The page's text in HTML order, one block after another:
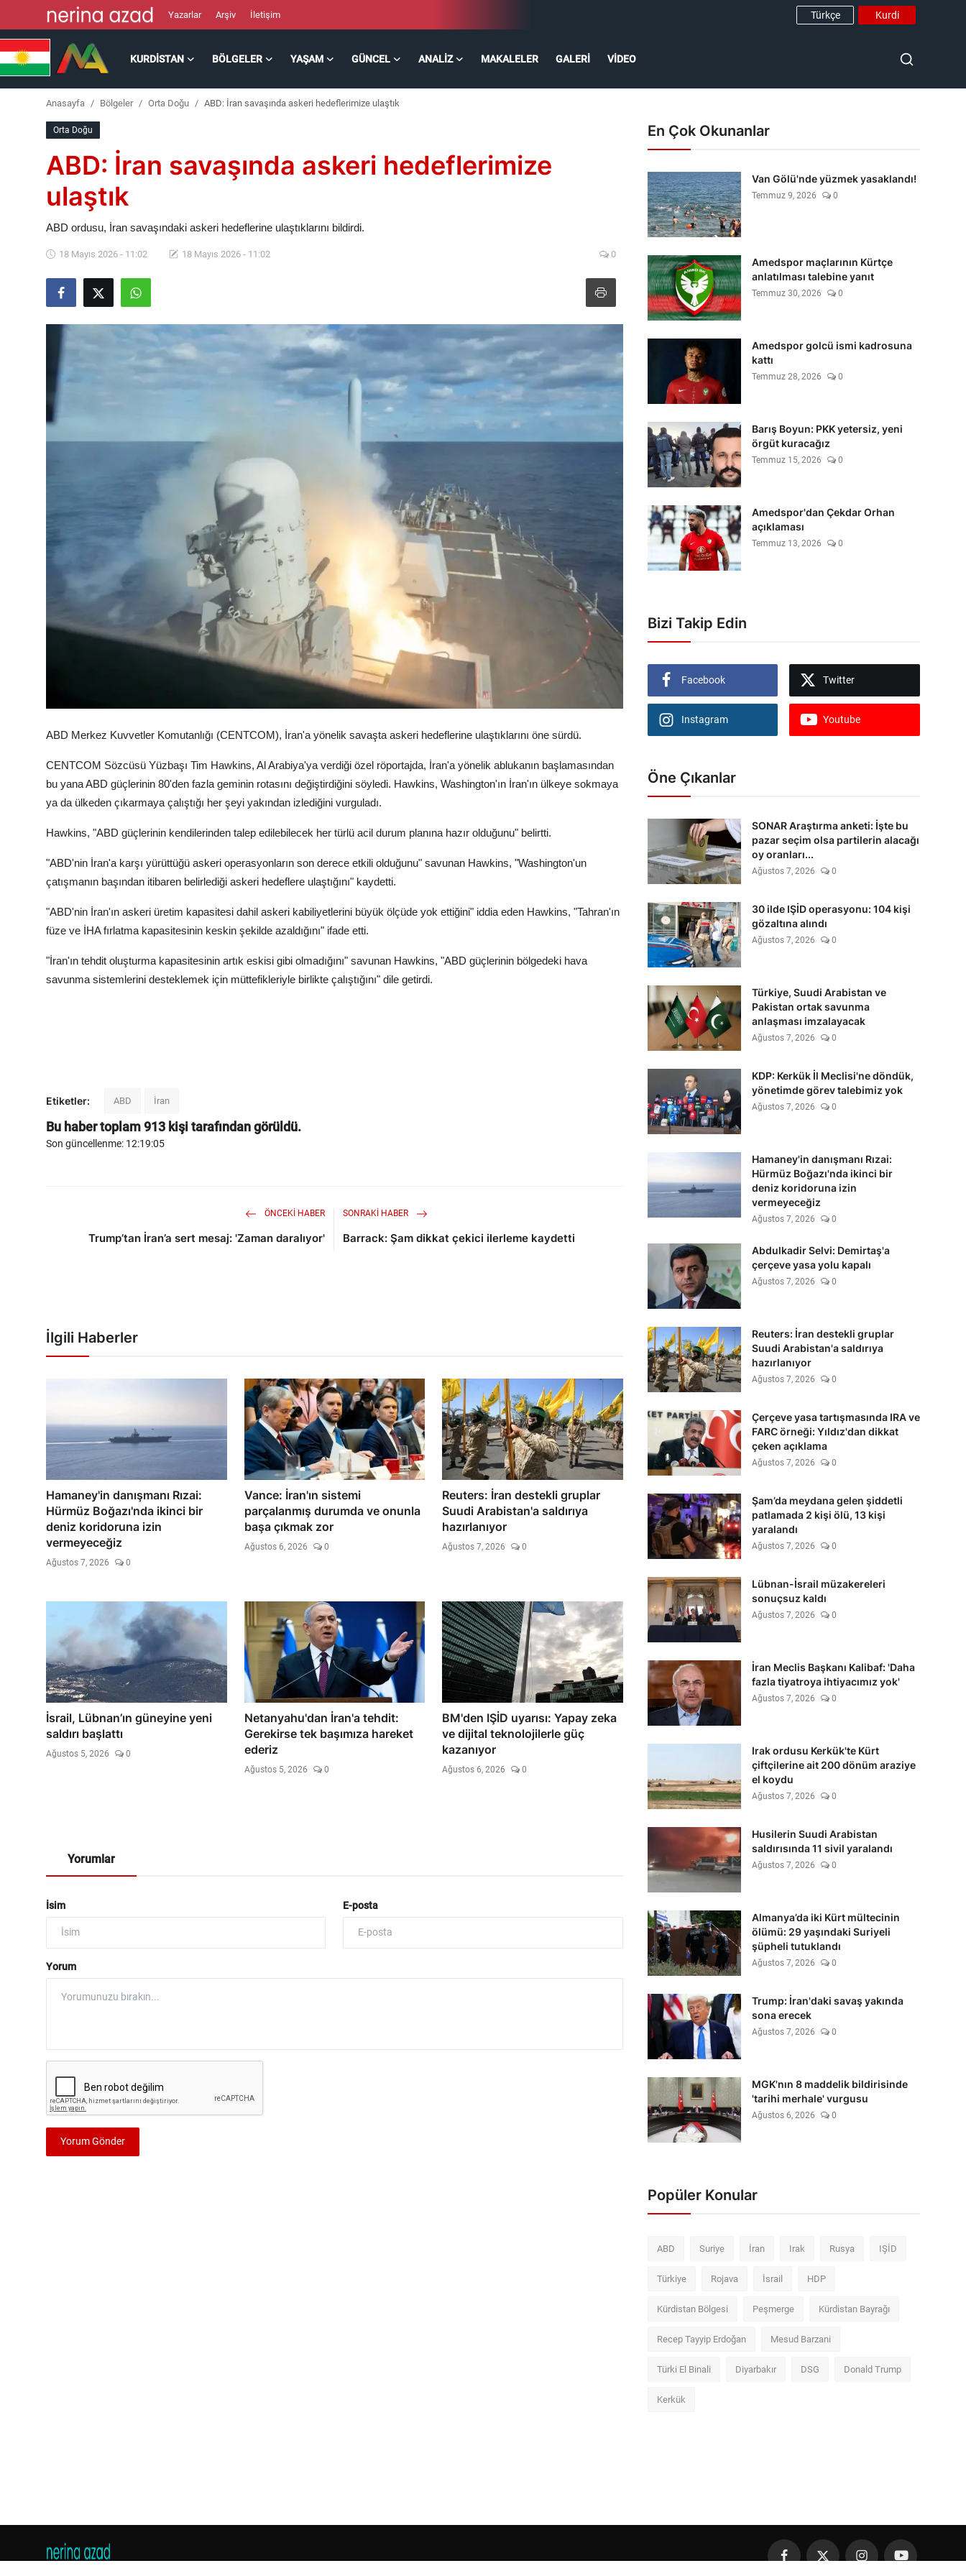
Yazarlar Arşiv İletişim Türkçe Kurdi
KURDISTAN BÖLGELER YAŞAM GÜNCEL ANALIZ MAKALELER GALERI VIDEO
Güncel
Makaleler
Anasayfa Bölgeler Orta Doğu ABD: İran savaşında askeri hedeflerimize ulaştık
Orta Doğu
ABD: İran savaşında askeri hedeflerimize
ulaştık
ABD ordusu, İran savaşındaki askeri hedeflerine ulaştıklarını bildirdi.
18 Mayıs 2026 - 11:02 18 Mayıs 2026 - 11:02 0
ABD Merkez Kuvvetler Komutanlığı (CENTCOM), İran'a yönelik savaşta askeri hedeflerine ulaştıklarını öne sürdü.
CENTCOM Sözcüsü Yüzbaşı Tim Hawkins, Al Arabiya'ya verdiği özel röportajda, İran'a yönelik ablukanın başlamasından
bu yana ABD güçlerinin 80'den fazla geminin rotasını değiştirdiğini söyledi. Hawkins, Washington'ın İran'ın ülkeye sokmaya
ya da ülkeden çıkarmaya çalıştığı her şeyi yakından izlediğini vurguladı.
Hawkins, "ABD güçlerinin kendilerinden talep edilebilecek her türlü acil durum planına hazır olduğunu" belirtti.
"ABD'nin İran'a karşı yürüttüğü askeri operasyonların son derece etkili olduğunu" savunan Hawkins, "Washington'un
çatışmanın başından itibaren belirlediği askeri hedeflere ulaştığını" kaydetti.
"ABD'nin İran'ın askeri üretim kapasitesi dahil askeri kabiliyetlerini büyük ölçüde yok ettiğini" iddia eden Hawkins, "Tahran'ın
füze ve İHA fırlatma kapasitesinin keskin şekilde azaldığını" ifade etti.
"İran'ın tehdit oluşturma kapasitesinin artık eskisi gibi olmadığını" savunan Hawkins, "ABD güçlerinin bölgedeki hava
savunma sistemlerini desteklemek için müttefikleriyle birlikte çalıştığını" dile getirdi.
Etiketler: ABD İran
Bu haber toplam913 kişi tarafından görüldü.
Son güncellenme: 12:19:05
ÖNCEKI HABER
Trump’tan İran’a sert mesaj: 'Zaman daralıyor'
SONRAKI HABER
Barrack: Şam dikkat çekici ilerleme kaydetti
İlgili Haberler
Hamaney'in danışmanı Rızai:
Hürmüz Boğazı'nda ikinci bir
deniz koridoruna izin
vermeyeceğiz
Ağustos 7, 2026 0
Vance: İran'ın sistemi
parçalanmış durumda ve onunla
başa çıkmak zor
Ağustos 6, 2026 0
Reuters: İran destekli gruplar
Suudi Arabistan'a saldırıya
hazırlanıyor
Ağustos 7, 2026 0
İsrail, Lübnan’ın güneyine yeni
saldırı başlattı
Ağustos 5, 2026 0
Netanyahu'dan İran'a tehdit:
Gerekirse tek başımıza hareket
ederiz
Ağustos 5, 2026 0
BM'den IŞİD uyarısı: Yapay zeka
ve dijital teknolojilerle güç
kazanıyor
Ağustos 6, 2026 0
Yorumlar
İsim E-posta
Yorum
Yorum Gönder
En Çok Okunanlar
Van Gölü'nde yüzmek yasaklandı!
Temmuz 9, 2026 0
Amedspor maçlarının Kürtçe
anlatılması talebine yanıt
Temmuz 30, 2026 0
Amedspor golcü ismi kadrosuna
kattı
Temmuz 28, 2026 0
Barış Boyun: PKK yetersiz, yeni
örgüt kuracağız
Temmuz 15, 2026 0
Amedspor'dan Çekdar Orhan
açıklaması
Temmuz 13, 2026 0
Bizi Takip Edin
Facebook Twitter
Instagram Youtube
Öne Çıkanlar
SONAR Araştırma anketi: İşte bu
pazar seçim olsa partilerin alacağı
oy oranları...
Ağustos 7, 2026 0
30 ilde IŞİD operasyonu: 104 kişi
gözaltına alındı
Ağustos 7, 2026 0
Türkiye, Suudi Arabistan ve
Pakistan ortak savunma
anlaşması imzalayacak
Ağustos 7, 2026 0
KDP: Kerkük İl Meclisi'ne döndük,
yönetimde görev talebimiz yok
Ağustos 7, 2026 0
Hamaney'in danışmanı Rızai:
Hürmüz Boğazı'nda ikinci bir
deniz koridoruna izin
vermeyeceğiz
Ağustos 7, 2026 0
Abdulkadir Selvi: Demirtaş'a
çerçeve yasa yolu kapalı
Ağustos 7, 2026 0
Reuters: İran destekli gruplar
Suudi Arabistan'a saldırıya
hazırlanıyor
Ağustos 7, 2026 0
Çerçeve yasa tartışmasında IRA ve
FARC örneği: Yıldız'dan dikkat
çeken açıklama
Ağustos 7, 2026 0
Şam’da meydana gelen şiddetli
patlamada 2 kişi ölü, 13 kişi
yaralandı
Ağustos 7, 2026 0
Lübnan-İsrail müzakereleri
sonuçsuz kaldı
Ağustos 7, 2026 0
İran Meclis Başkanı Kalibaf: 'Daha
fazla tiyatroya ihtiyacımız yok'
Ağustos 7, 2026 0
Irak ordusu Kerkük'te Kürt
çiftçilerine ait 200 dönüm araziye
el koydu
Ağustos 7, 2026 0
Husilerin Suudi Arabistan
saldırısında 11 sivil yaralandı
Ağustos 7, 2026 0
Almanya’da iki Kürt mültecinin
ölümü: 29 yaşındaki Suriyeli
şüpheli tutuklandı
Ağustos 7, 2026 0
Trump: İran'daki savaş yakında
sona erecek
Ağustos 7, 2026 0
MGK'nın 8 maddelik bildirisinde
'tarihi merhale' vurgusu
Ağustos 6, 2026 0
Popüler Konular
ABD Suriye İran Irak Rusya IŞİD
Türkiye Rojava İsrail HDP
Kürdistan Bölgesi Peşmerge Kürdistan Bayrağı
Recep Tayyip Erdoğan Mesud Barzani
Türki El Binali Diyarbakır DSG Donald Trump
Kerkük